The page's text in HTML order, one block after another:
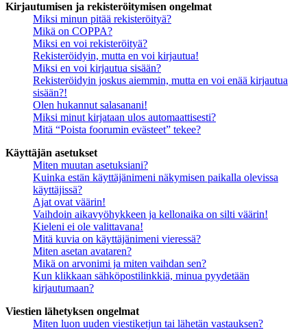
Kirjautumisen ja rekisteröitymisen ongelmat
Miksi minun pitää rekisteröityä?
Mikä on COPPA?
Miksi en voi rekisteröityä?
Rekisteröidyin, mutta en voi kirjautua!
Miksi en voi kirjautua sisään?
Rekisteröidyin joskus aiemmin, mutta en voi enää kirjautua
sisään?!
Olen hukannut salasanani!
Miksi minut kirjataan ulos automaattisesti?
Mitä “Poista foorumin evästeet” tekee?
Käyttäjän asetukset
Miten muutan asetuksiani?
Kuinka estän käyttäjänimeni näkymisen paikalla olevissa
käyttäjissä?
Ajat ovat väärin!
Vaihdoin aikavyöhykkeen ja kellonaika on silti väärin!
Kieleni ei ole valittavana!
Mitä kuvia on käyttäjänimeni vieressä?
Miten asetan avataren?
Mikä on arvonimi ja miten vaihdan sen?
Kun klikkaan sähköpostilinkkiä, minua pyydetään
kirjautumaan?
Viestien lähetyksen ongelmat
Miten luon uuden viestiketjun tai lähetän vastauksen?